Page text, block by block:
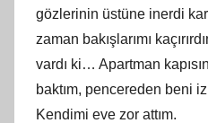
gözlerinin üstüne inerdi
zaman bakışlarımı
vardı ki… Apartman
baktım, pencereden beni
Kendimi eve zor attım.